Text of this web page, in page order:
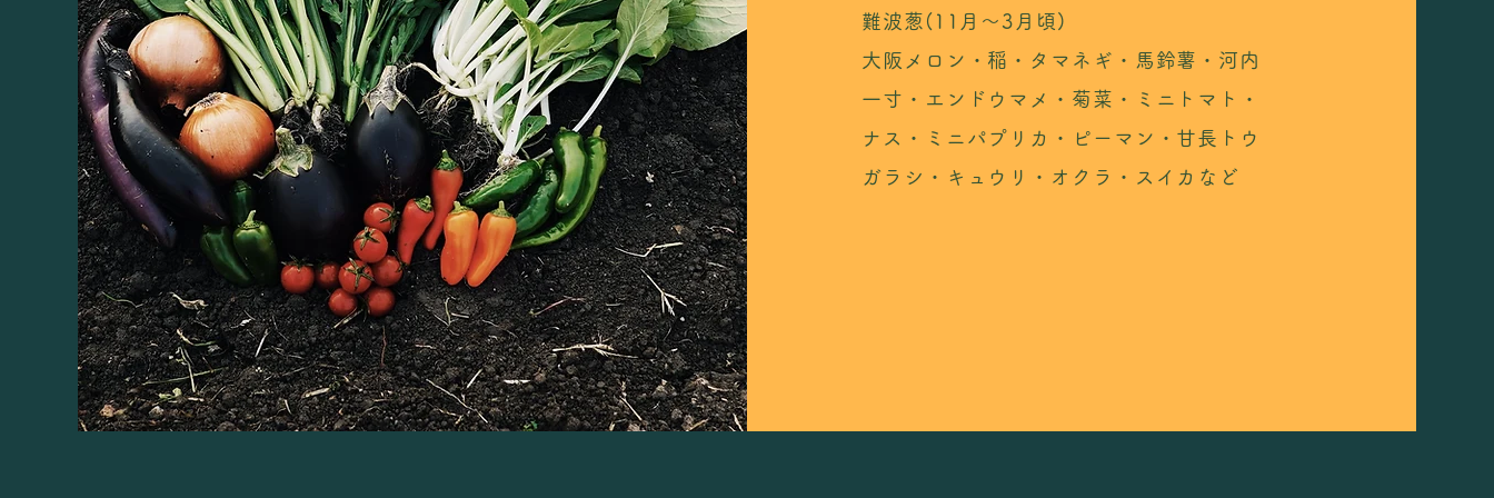
難波葱(11月〜3月頃)
大阪メロン・稲・タマネギ・馬鈴薯・河内
一寸・エンドウマメ・菊菜・ミニトマト・
ナス・ミニパプリカ・ピーマン・甘長トウ
ガラシ・キュウリ・オクラ・スイカなど